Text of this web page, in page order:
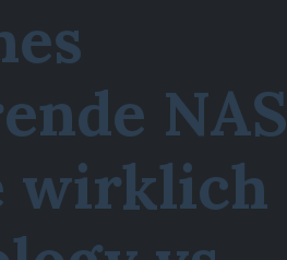
NAS
wirklich